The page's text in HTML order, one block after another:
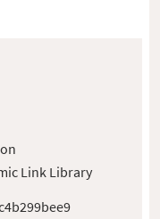
Link Library